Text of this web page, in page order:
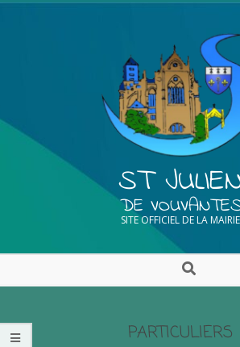
ST
DE
SITE OFFICIEL DE LA MAIRIE
PARTICULIERS